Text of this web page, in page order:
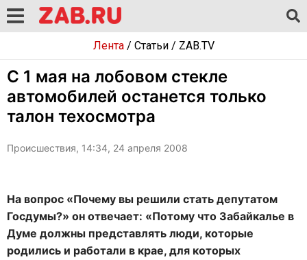
Лента/ Статьи/ ZAB.TV
C 1 мая на лобовом стекле
автомобилей останется только
талон техосмотра
Происшествия, 14:34, 24 апреля 2008
На вопрос «Почему вы решили стать депутатом
Госдумы?» он отвечает: «Потому что Забайкалье в
Думе должны представлять люди, которые
родились и работали в крае, для которых